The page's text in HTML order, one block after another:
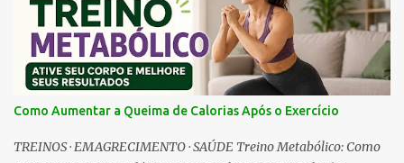
Como Aumentar a Queima de Calorias Após o Exercício
TREINOS · EMAGRECIMENTO · SAÚDE Treino Metabólico: Como